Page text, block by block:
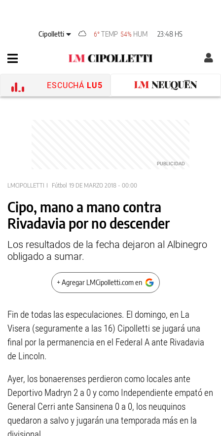
Cipolletti 6°TEMP 54% HUM 23:48 HS
ESCUCHÁ LU5
LMCIPOLLETTI Fútbol 19 DE MARZO 2018 - 00:00
Cipo, mano a mano contra
Rivadavia por no descender
Los resultados de la fecha dejaron al Albinegro
obligado a sumar.
+ Agregar LMCipolletti.com en
Fin de todas las especulaciones. El domingo, en La
Visera (seguramente a las 16) Cipolletti se jugará una
final por la permanencia en el Federal A ante Rivadavia
de Lincoln.
Ayer, los bonaerenses perdieron como locales ante
Deportivo Madryn 2 a 0 y como Independiente empató en
General Cerri ante Sansinena 0 a 0, los neuquinos
quedaron a salvo y jugarán una temporada más en la